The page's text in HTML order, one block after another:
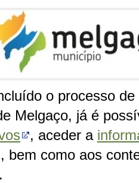
o processo
Melgaço, já é
, aceder a
, bem como aos